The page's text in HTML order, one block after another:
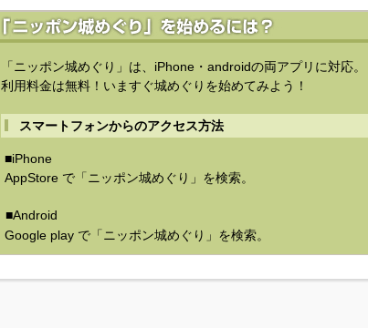
「ニッポン城めぐり」は、iPhone・androidの両アプリに対応。
利用料金は無料！いますぐ城めぐりを始めてみよう！
スマートフォンからのアクセス方法
■iPhone
AppStore で「ニッポン城めぐり」を検索。
■Android
Google play で「ニッポン城めぐり」を検索。